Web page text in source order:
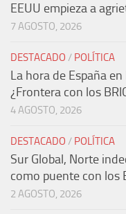
EEUU empieza a
7 AGOSTO, 2026
DESTACADO / POLÍTICA
La hora de España
¿Frontera con los
4 AGOSTO, 2026
DESTACADO / POLÍTICA
Sur Global, Norte
como puente con los
2 AGOSTO, 2026